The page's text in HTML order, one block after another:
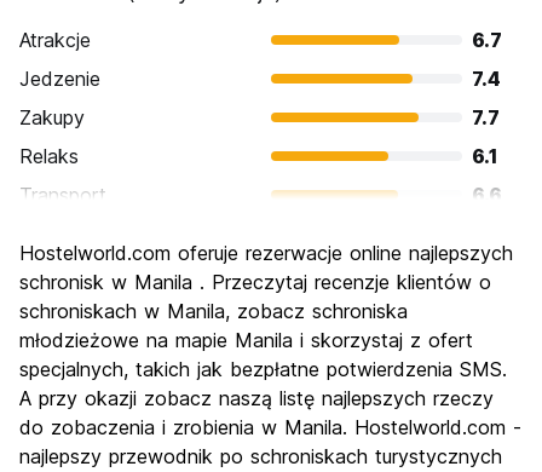
Atrakcje
6.7
Jedzenie
7.4
Zakupy
7.7
Relaks
6.1
Transport
6.6
Kultura
7.0
Imprezy
Najlepsza wartość
Hostelworld.com oferuje rezerwacje online najlepszych
schronisk w Manila . Przeczytaj recenzje klientów o
schroniskach w Manila, zobacz schroniska
młodzieżowe na mapie Manila i skorzystaj z ofert
specjalnych, takich jak bezpłatne potwierdzenia SMS.
A przy okazji zobacz naszą listę najlepszych rzeczy
do zobaczenia i zrobienia w Manila. Hostelworld.com -
najlepszy przewodnik po schroniskach turystycznych